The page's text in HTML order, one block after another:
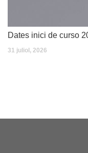
31 juliol, 2026